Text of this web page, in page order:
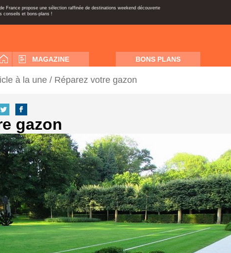
France propose une sélection raffinée de destinations weekend découverte
conseils et bons-plans !
MAGAZINE BONS PLANS
à la une / Réparez votre gazon
gazon